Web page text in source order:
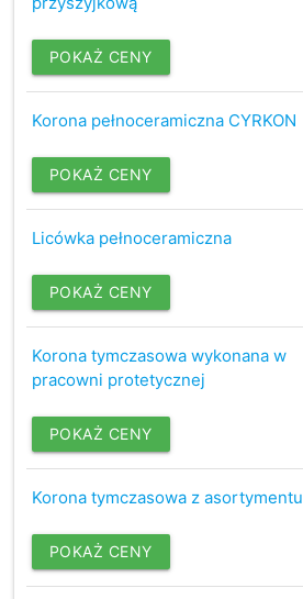
POKAŻ CENY
Korona pełnoceramiczna CYRKON
POKAŻ CENY
Licówka pełnoceramiczna
POKAŻ CENY
Korona tymczasowa wykonana w
pracowni protetycznej
POKAŻ CENY
Korona tymczasowa z asortymentu
POKAŻ CENY